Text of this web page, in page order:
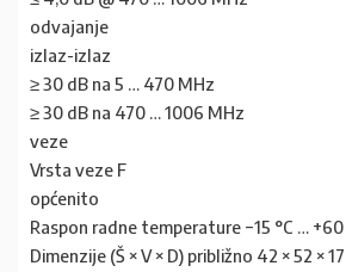
odvajanje
izlaz-izlaz
≥ 30 dB na 5 … 470 MHz
≥ 30 dB na 470 … 1006 MHz
veze
Vrsta veze F
općenito
Raspon radne temperature −15 °C … +60
Dimenzije (Š × V × D) približno 42 × 52 ×